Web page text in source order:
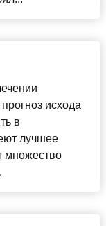
исхода
в
лучшее
множество